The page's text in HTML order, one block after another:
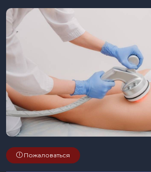
Пожаловаться